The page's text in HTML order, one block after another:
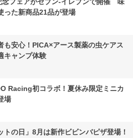
念フェアがセブン-イレブンで開催 味
った新商品21品が登場
も安心！PICA×アース製薬の虫ケアス
キャンプ体験
Racing初コラボ！夏休み限定ミニカ
場
トの日」8月は新作ビビンバピザ登場！